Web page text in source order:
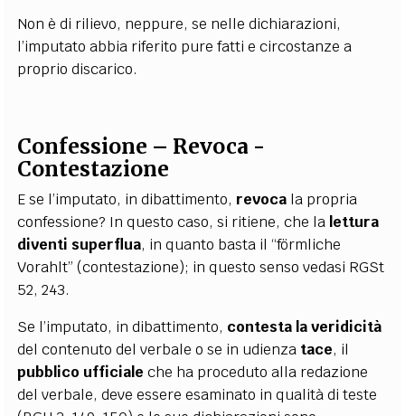
Non è di rilievo, neppure, se nelle dichiarazioni,
l’imputato abbia riferito pure fatti e circostanze a
proprio discarico.
Confessione – Revoca -
Contestazione
E se l’imputato, in dibattimento, revoca la propria
confessione? In questo caso, si ritiene, che la lettura
diventi superflua, in quanto basta il “förmliche
Vorahlt” (contestazione); in questo senso vedasi RGSt
52, 243.
Se l’imputato, in dibattimento, contesta la veridicità
del contenuto del verbale o se in udienza tace, il
pubblico ufficiale che ha proceduto alla redazione
del verbale, deve essere esaminato in qualità di teste